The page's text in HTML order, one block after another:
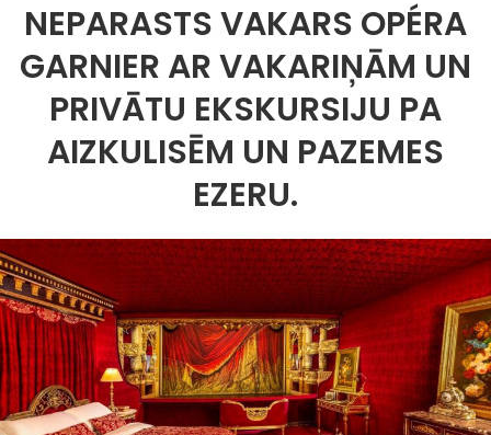
NEPARASTS VAKARS OPÉRA
GARNIER AR VAKARIŅĀM UN
PRIVĀTU EKSKURSIJU PA
AIZKULISĒM UN PAZEMES
EZERU.